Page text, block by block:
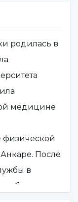
родилась в
медицине
физической
После
в